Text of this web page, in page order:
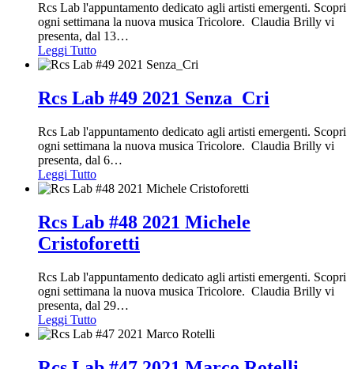
Rcs Lab l'appuntamento dedicato agli artisti emergenti. Scopri
ogni settimana la nuova musica Tricolore. Claudia Brilly vi
presenta, dal 13…
Leggi Tutto
Rcs Lab #49 2021 Senza_Cri
Rcs Lab l'appuntamento dedicato agli artisti emergenti. Scopri
ogni settimana la nuova musica Tricolore. Claudia Brilly vi
presenta, dal 6…
Leggi Tutto
Rcs Lab #48 2021 Michele
Cristoforetti
Rcs Lab l'appuntamento dedicato agli artisti emergenti. Scopri
ogni settimana la nuova musica Tricolore. Claudia Brilly vi
presenta, dal 29…
Leggi Tutto